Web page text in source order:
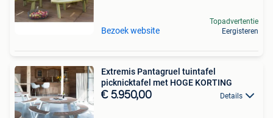
Bezoek website
Topadvertentie
Eergisteren
Extremis Pantagruel tuintafel
picknicktafel met HOGE KORTING
€ 5.950,00 Details